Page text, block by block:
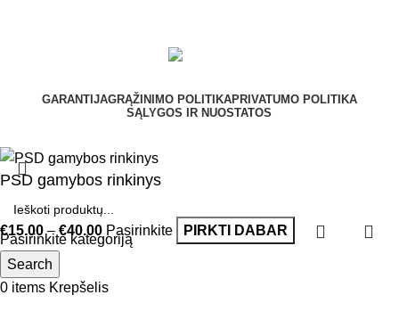
GARANTIJAGRĄŽINIMO POLITIKAPRIVATUMO POLITIKA
SĄLYGOS IR NUOSTATOS
Pasirinkite kategoriją
Search
PSD gamybos rinkinys
€15.00 – €40.00 Pasirinkite PIRKTI DABAR
Meniu
0 items Krepšelis